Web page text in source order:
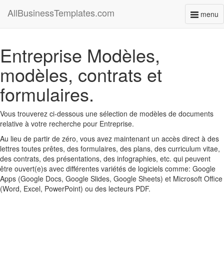
menu
AllBusinessTemplates.com
Entreprise Modèles,
modèles, contrats et
formulaires.
Vous trouverez ci-dessous une sélection de modèles de documents
relative à votre recherche pour Entreprise.
Au lieu de partir de zéro, vous avez maintenant un accès direct à des
lettres toutes prêtes, des formulaires, des plans, des curriculum vitae,
des contrats, des présentations, des infographies, etc. qui peuvent
être ouvert(e)s avec différentes variétés de logiciels comme: Google
Apps (Google Docs, Google Slides, Google Sheets) et Microsoft Office
(Word, Excel, PowerPoint) ou des lecteurs PDF.